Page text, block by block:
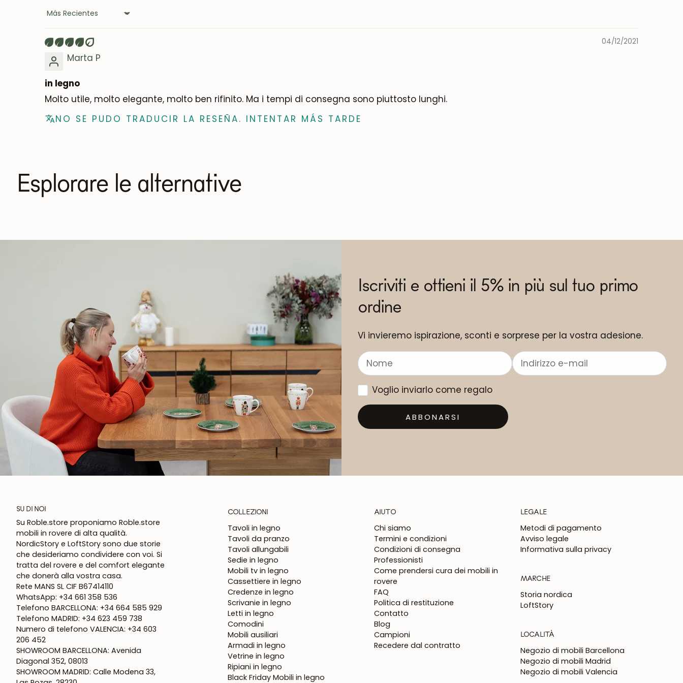
Sort by
04/12/2021
Marta P
in legno
Molto utile, molto elegante, molto ben rifinito. Ma i tempi di consegna sono piuttosto lunghi.
NO SE PUDO TRADUCIR LA RESEÑA. INTENTAR MÁS TARDE
Esplorare le alternative
Iscriviti e ottieni il 5% in più sul tuo primo
ordine
Vi invieremo ispirazione, sconti e sorprese per la vostra adesione.
Voglio inviarlo come regalo
ABBONARSI
SU DI NOI
Su Roble.store proponiamo Roble.store
mobili in rovere di alta qualità.
NordicStory e LoftStory sono due storie
che desideriamo condividere con voi. Si
tratta del rovere e del comfort elegante
che donerà alla vostra casa.
Rete MANS SL CIF B67414110
WhatsApp: +34 661 358 536
Telefono BARCELLONA: +34 664 585 929
Telefono MADRID: +34 623 459 738
Numero di telefono VALENCIA: +34 603
206 452
SHOWROOM BARCELLONA: Avenida
Diagonal 352, 08013
SHOWROOM MADRID: Calle Modena 33,
COLLEZIONI
Tavoli in legno
Tavoli da pranzo
Tavoli allungabili
Sedie in legno
Mobili tv in legno
Cassettiere in legno
Credenze in legno
Scrivanie in legno
Letti in legno
Comodini
Mobili ausiliari
Armadi in legno
Vetrine in legno
Ripiani in legno
Black Friday Mobili in legno
AIUTO
Chi siamo
Termini e condizioni
Condizioni di consegna
Professionisti
Come prendersi cura dei mobili in
rovere
FAQ
Politica di restituzione
Contatto
Blog
Campioni
Recedere dal contratto
LEGALE
Metodi di pagamento
Avviso legale
Informativa sulla privacy
MARCHE
Storia nordica
LoftStory
LOCALITÀ
Negozio di mobili Barcellona
Negozio di mobili Madrid
Negozio di mobili Valencia